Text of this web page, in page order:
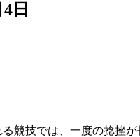
日
競技では、一度の捻挫が